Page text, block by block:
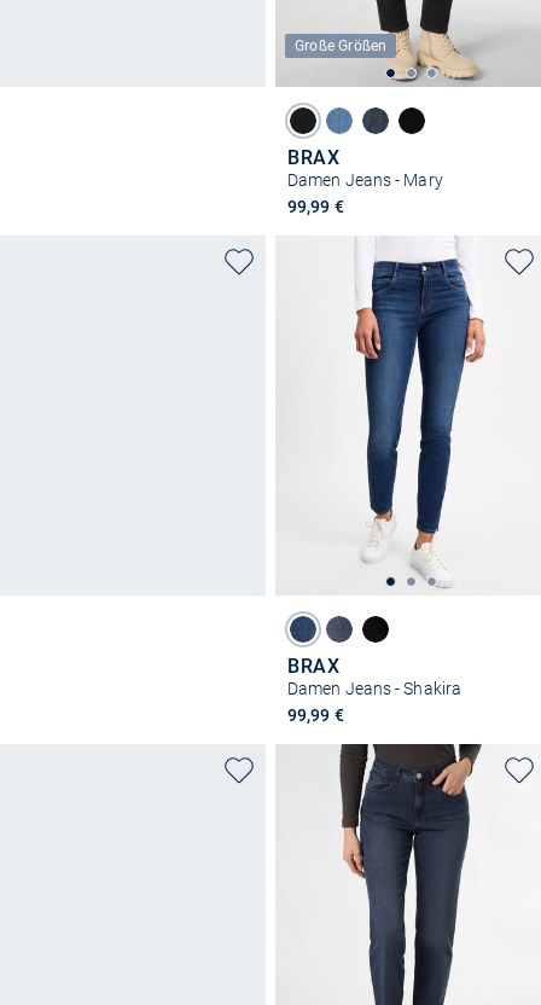
Große Größen
BRAX
Damen Jeans - Mary
99,99 €
BRAX
Damen Jeans - Shakira
99,99 €